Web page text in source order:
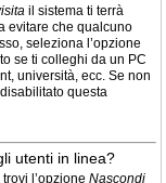
il sistema ti terrà
evitare che qualcuno
seleziona l’opzione
se ti colleghi da un PC
università, ecc. Se non
questa
utenti in linea?
l’opzione Nascondi